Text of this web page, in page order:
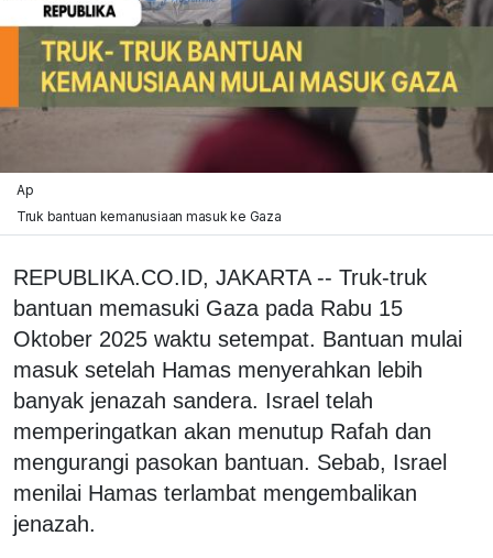
Ap
Truk bantuan kemanusiaan masuk ke Gaza
REPUBLIKA.CO.ID, JAKARTA -- Truk-truk
bantuan memasuki Gaza pada Rabu 15
Oktober 2025 waktu setempat. Bantuan mulai
masuk setelah Hamas menyerahkan lebih
banyak jenazah sandera. Israel telah
memperingatkan akan menutup Rafah dan
mengurangi pasokan bantuan. Sebab, Israel
menilai Hamas terlambat mengembalikan
jenazah.